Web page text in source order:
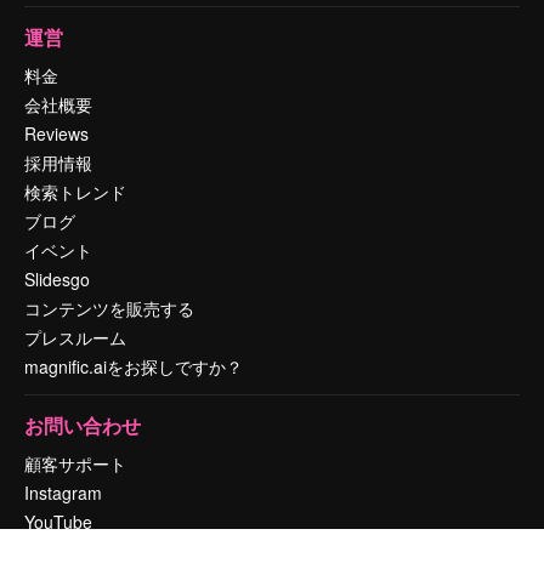
運営
料金
会社概要
Reviews
採用情報
検索トレンド
ブログ
イベント
Slidesgo
コンテンツを販売する
プレスルーム
magnific.aiをお探しですか？
お問い合わせ
顧客サポート
Instagram
YouTube